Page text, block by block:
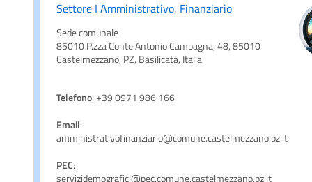
Settore I Amministrativo, Finanziario
Sede comunale
85010 P.zza Conte Antonio Campagna, 48, 85010
Castelmezzano, PZ, Basilicata, Italia
Telefono: +39 0971 986 166
Email:
amministrativofinanziario@comune.castelmezzano.pz.it
PEC:
servizidemografici@pec.comune.castelmezzano.pz.it